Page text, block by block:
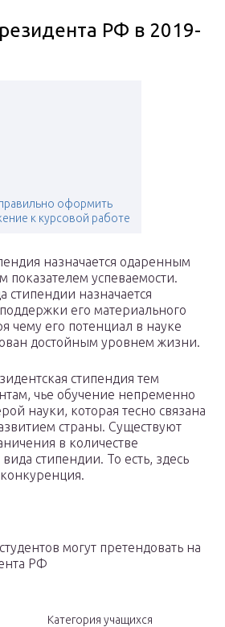
РФ в 2019-
оформить
к курсовой работе
назначается одаренным
показателем успеваемости.
стипендии назначается
его материального
чему его потенциал в науке
достойным уровнем жизни.
стипендия тем
чье обучение непременно
науки, которая тесно связана
страны. Существуют
в количестве
стипендии. То есть, здесь
могут претендовать на
РФ
Категория учащихся